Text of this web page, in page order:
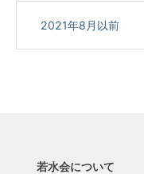
2021年8月以前
若水会について